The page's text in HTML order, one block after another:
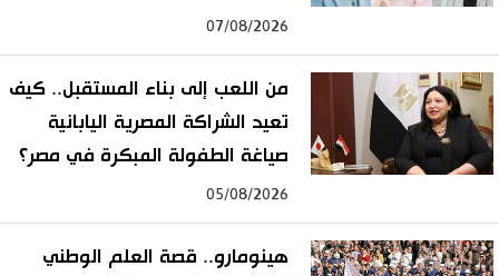
07/08/2026
من اللعب إلى بناء المستقبل.. كيف
تعيد الشراكة المصرية اليابانية
صياغة الطفولة المبكرة في مصر؟
05/08/2026
هينومارو.. قصة العلم الوطني